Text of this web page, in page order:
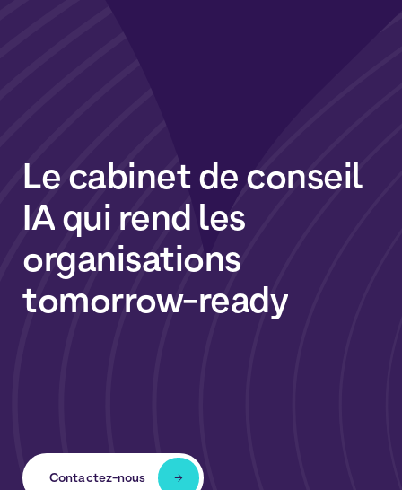
Le cabinetde conseil
IAqui rend les
organisations
tomorrow-ready
Contactez-nous